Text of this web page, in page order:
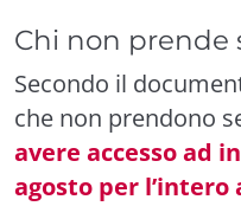
Chi non prende
Secondo il
che non prendono
avere accesso ad
agosto per l’intero